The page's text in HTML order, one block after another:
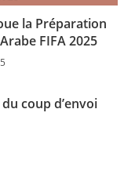
la Préparation
FIFA 2025
coup d’envoi